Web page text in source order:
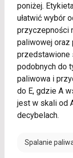
poniżej.
ułatwić wybór
przyczepności
paliwowej oraz
przedstawione
podobnych do
paliwowa i
do E, gdzie A
jest w skali od
decybelach.
Spalanie